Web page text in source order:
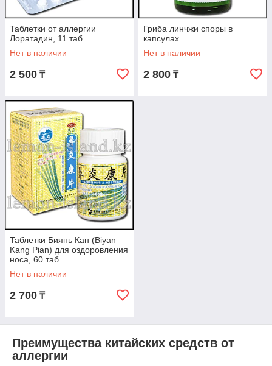
Таблетки от аллергии
Лоратадин, 11 таб.
Нет в наличии
2 500 ₸
Гриба линчжи споры в
капсулах
Нет в наличии
2 800 ₸
Таблетки Биянь Кан (Biyan
Kang Pian) для оздоровления
носа, 60 таб.
Нет в наличии
2 700 ₸
Преимущества китайских средств от
аллергии